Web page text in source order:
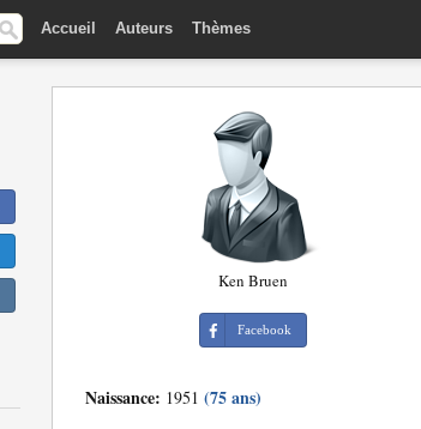
Accueil Auteurs Thèmes
Ken Bruen
Facebook
Naissance: 1951 (75 ans)